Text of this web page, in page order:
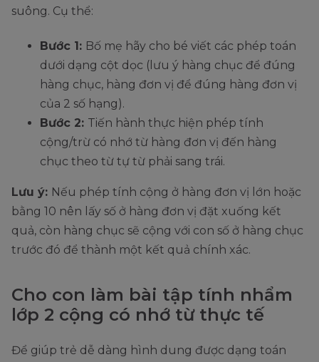
suông. Cụ thể:
Bước 1: Bố mẹ hãy cho bé viết các phép toán
dưới dạng cột dọc (lưu ý hàng chục để đúng
hàng chục, hàng đơn vị để đúng hàng đơn vị
của 2 số hạng).
Bước 2: Tiến hành thực hiện phép tính
cộng/trừ có nhớ từ hàng đơn vị đến hàng
chục theo từ tự từ phải sang trái.
Lưu ý: Nếu phép tính cộng ở hàng đơn vị lớn hoặc
bằng 10 nên lấy số ở hàng đơn vị đặt xuống kết
quả, còn hàng chục sẽ cộng với con số ở hàng chục
trước đó để thành một kết quả chính xác.
Cho con làm bài tập tính nhẩm
lớp 2 cộng có nhớ từ thực tế
Để giúp trẻ dễ dàng hình dung được dạng toán